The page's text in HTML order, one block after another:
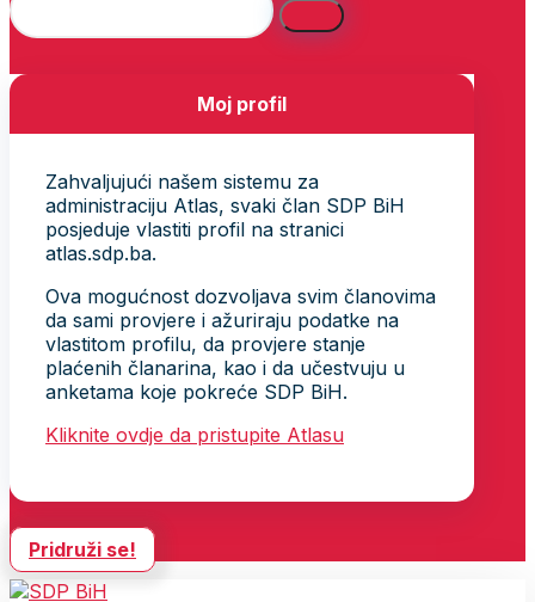
Moj profil
Zahvaljujući našem sistemu za
administraciju Atlas, svaki član SDP BiH
posjeduje vlastiti profil na stranici
atlas.sdp.ba.
Ova mogućnost dozvoljava svim članovima
da sami provjere i ažuriraju podatke na
vlastitom profilu, da provjere stanje
plaćenih članarina, kao i da učestvuju u
anketama koje pokreće SDP BiH.
Kliknite ovdje da pristupite Atlasu
Pridruži se!